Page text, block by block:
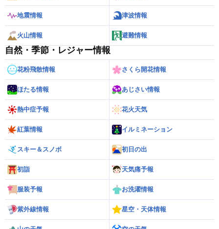
地震情報 津波情報
火山情報 避難情報
自然・季節・レジャー情報
花粉飛散情報 さくら開花情報
ほたる情報 あじさい情報
熱中症予報 花火天気
紅葉情報 イルミネーション
スキー＆スノボ 初日の出
初詣 天気痛予報
服装予報 お洗濯情報
紫外線情報 星空・天体情報